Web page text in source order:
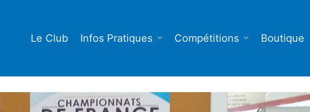
Le Club Infos Pratiques Compétitions Boutique